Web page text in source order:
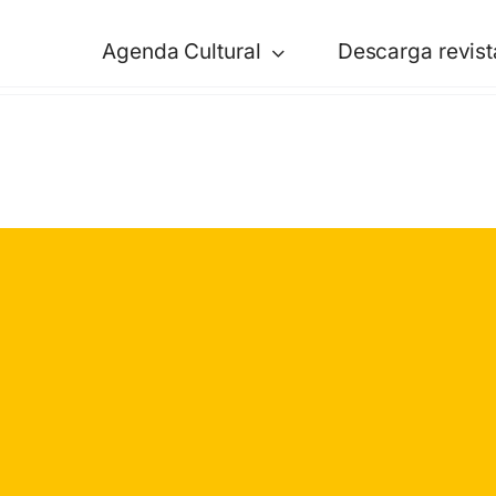
Agenda Cultural Descarga